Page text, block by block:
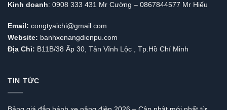
Kinh doanh: 0908 333 431 Mr Cường – 0867844577 Mr Hiếu
Email: congtyaichi@gmail.com
Website: banhxenangdienpu.com
Địa Chỉ: B11B/38 Ấp 30, Tân Vĩnh Lộc , Tp.Hồ Chí Minh
TIN TỨC